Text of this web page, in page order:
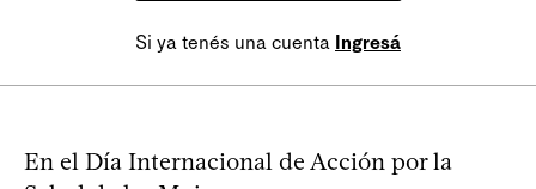
Si ya tenés una cuenta Ingresá
En el Día Internacional de Acción por la